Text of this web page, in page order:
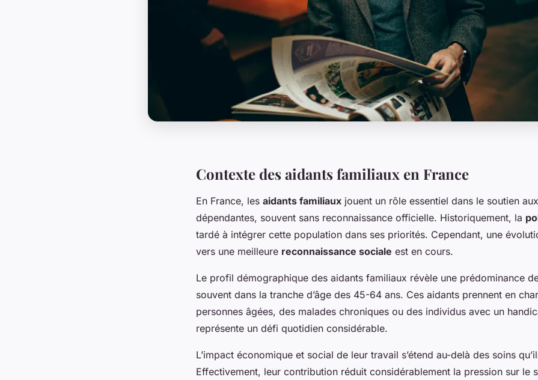
Contexte des aidants familiaux en France
En France, les aidants familiaux jouent un rôle essentiel dans le soutien
dépendantes, souvent sans reconnaissance officielle. Historiquement, la
tardé à intégrer cette population dans ses priorités. Cependant, une
vers une meilleure reconnaissance sociale est en cours.
Le profil démographique des aidants familiaux révèle une prédominance
souvent dans la tranche d’âge des 45-64 ans. Ces aidants prennent en
personnes âgées, des malades chroniques ou des individus avec un
représente un défi quotidien considérable.
L’impact économique et social de leur travail s’étend au-delà des soins
Effectivement, leur contribution réduit considérablement la pression sur le